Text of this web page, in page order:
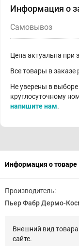
Информация о
Самовывоз
Цена актуальна при
Все товары в заказе
Не уверены в
круглосуточному
напишите нам.
Информация о товаре
Производитель:
Пьер Фабр Дермо-
Внешний вид
сайте.